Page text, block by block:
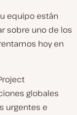
equipo están
sobre uno de los
hoy en
globales
urgentes e